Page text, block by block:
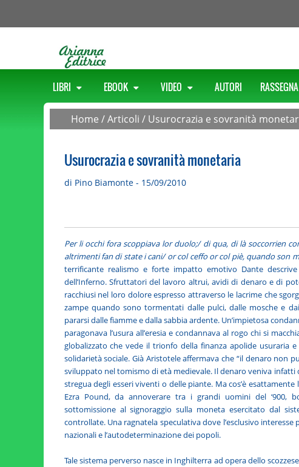
LIBRI EBOOK VIDEO AUTORI
Home /Articoli / Usurocrazia e sovranità
Usurocrazia e sovranità monetaria
di Pino Biamonte - 15/09/2010
Per li occhi fora scoppiava lor duolo;/ di qua, di là soccorrien
altrimenti fan di state i cani/ or col ceffo or col piè, quando son
terrificante realismo e forte impatto emotivo Dante
dell’Inferno. Sfruttatori del lavoro altrui, avidi di denaro e di
racchiusi nel loro dolore espresso attraverso le lacrime che
zampe quando sono tormentati dalle pulci, dalle mosche e
pararsi dalle fiamme e dalla sabbia ardente. Un’impietosa
paragonava l’usura all’eresia e condannava al rogo chi si
globalizzato che vede il trionfo della finanza apolide usuraria
solidarietà sociale. Già Aristotele affermava che “il denaro
sviluppato nel tomismo di età medievale. Il denaro veniva
stregua degli esseri viventi o delle piante. Ma cos’è
Ezra Pound, da annoverare tra i grandi uomini del ‘900,
sottomissione al signoraggio sulla moneta esercitato dal
controllate. Una ragnatela speculativa dove l’esclusivo
nazionali e l’autodeterminazione dei popoli.
Tale sistema perverso nasce in Inghilterra ad opera dello